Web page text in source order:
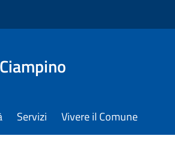
Servizi Vivere il Comune